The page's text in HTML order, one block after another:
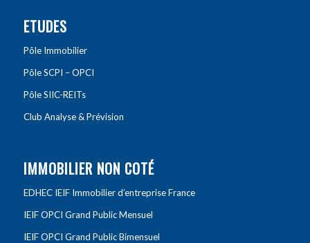
ETUDES
Pôle Immobilier
Pôle SCPI – OPCI
Pôle SIIC-REITs
Club Analyse & Prévision
IMMOBILIER NON COTÉ
EDHEC IEIF Immobilier d’entreprise France
IEIF OPCI Grand Public Mensuel
IEIF OPCI Grand Public Bimensuel